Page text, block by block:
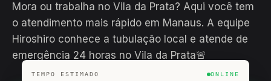
Mora ou trabalha no Vila da Prata? Aqui você tem
o atendimento mais rápido em Manaus. A equipe
Hiroshiro conhece a tubulação local e atende de
emergência 24 horas no Vila da Prata🚨
TEMPO ESTIMADO ONLINE